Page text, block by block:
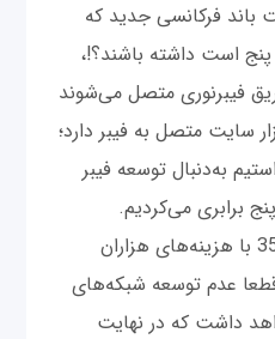
باند فرکانسی جدید که
است داشته باشند؟!،
فیبرنوری متصل می‌شوند
سایت متصل به فیبر دارد؛
به‌دنبال توسعه فیبر
برابری می‌کردیم.
اگر مزایده باند فرکانسی 3500 با هزینه‌های هزاران
قطعا عدم توسعه شبکه‌های
داشت که در نهایت